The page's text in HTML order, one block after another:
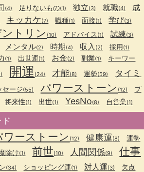
(4) 足りないもの(1) 独立(3) 就職(4)
成
キッカケ(7) 職種(1) 面接(1) 学び(3)
トリン (10) アドバイス (1) 試練(3)
メンタル(2) 時期(4) 収入 (2) 採用(1)
(1) 出世運(1) お金(2) 副業(1)
キーワー
開運 (24) 才能(8) 運勢(59)
タイミ
セージ(55) パワーストーン (12)
プ
将来性(1) 出世(1) YesNo(8) 自営業(1)
ワーストーン (12) 健康運(8) 運勢
除け(1) 前世(10) 人間関係(9) 仕事
(34) ショッピング運(1) 対人運(3) 欠点